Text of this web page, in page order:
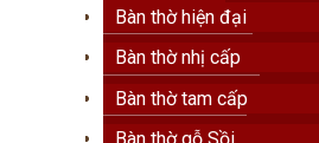
Bàn thờ hiện đại
Bàn thờ nhị cấp
Bàn thờ tam cấp